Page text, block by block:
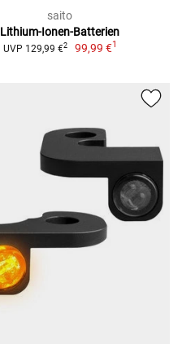
saito
Lithium-Ionen-Batterien
UVP 129,99 €2 99,99 €1